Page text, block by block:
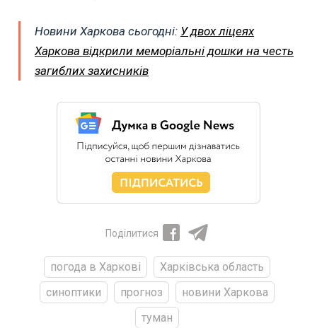
Новини Харкова сьогодні: У двох ліцеях
Харкова відкрили меморіальні дошки на честь
загиблих захисників
Поділитися
погода в Харкові
Харківська область
синоптики
прогноз
новини Харкова
туман